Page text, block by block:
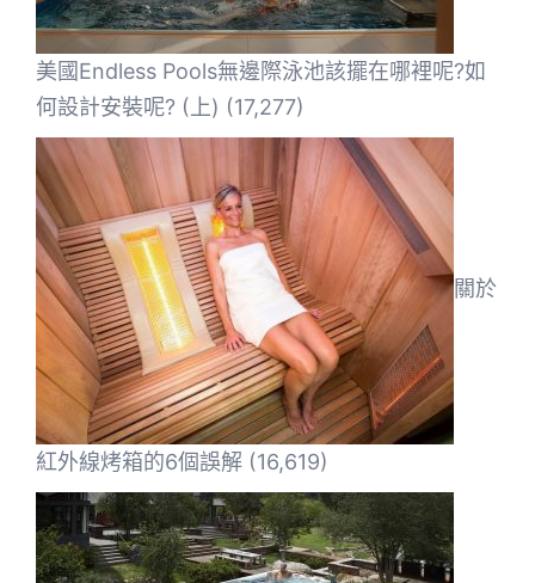
美國Endless Pools無邊際泳池該擺在哪裡呢?如
何設計安裝呢? (上) (17,277)
關於
紅外線烤箱的6個誤解 (16,619)